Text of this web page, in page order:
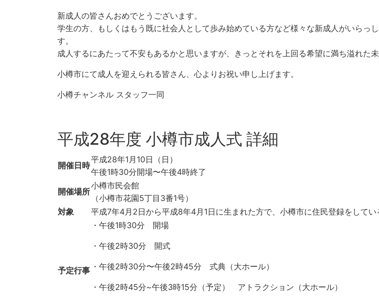
新成人の皆さんおめでとうございます。
学生の方、もしくはもう既に社会人として歩み始めている方など様々な新成人がいらっ
す。
成人するにあたって不安もあるかと思いますが、きっとそれを上回る希望に満ち溢れた
小樽市にて成人を迎えられる皆さん、心よりお祝い申し上げます。
小樽チャンネル スタッフ一同
平成28年度 小樽市成人式 詳細
開催日時
平成28年1月10日（日）
午後1時30分開場〜午後4時終了
開催場所
小樽市民会館
（小樽市花園5丁目3番1号）
対象
平成7年4月2日から平成8年4月1日に生まれた方で、小樽市に住民登録をしてい
予定行事
・午後1時30分 開場
・午後2時30分 開式
・午後2時30分〜午後2時45分 式典（大ホール）
・午後2時45分~午後3時15分（予定） アトラクション（大ホール）